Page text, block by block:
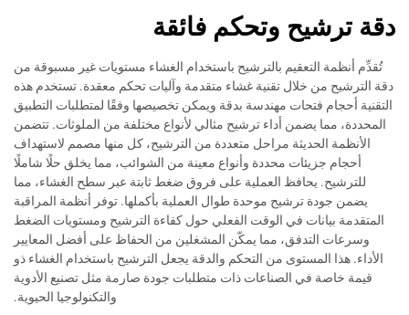
دقة ترشيح وتحكم فائقة
تُقدِّم أنظمة التعقيم بالترشيح باستخدام الغشاء مستويات غير مسبوقة من
دقة الترشيح من خلال تقنية غشاء متقدمة وآليات تحكم معقدة. تستخدم هذه
التقنية أحجام فتحات مهندسة بدقة ويمكن تخصيصها وفقًا لمتطلبات التطبيق
المحددة، مما يضمن أداء ترشيح مثالي لأنواع مختلفة من الملوثات. تتضمن
الأنظمة الحديثة مراحل متعددة من الترشيح، كل منها مصمم لاستهداف
أحجام جزيئات محددة وأنواع معينة من الشوائب، مما يخلق حلًا شاملًا
للترشيح. يحافظ العملية على فروق ضغط ثابتة عبر سطح الغشاء، مما
يضمن جودة ترشيح موحدة طوال العملية بأكملها. توفر أنظمة المراقبة
المتقدمة بيانات في الوقت الفعلي حول كفاءة الترشيح ومستويات الضغط
وسرعات التدفق، مما يمكّن المشغلين من الحفاظ على أفضل المعايير
الأداء. هذا المستوى من التحكم والدقة يجعل الترشيح باستخدام الغشاء ذو
قيمة خاصة في الصناعات ذات متطلبات جودة صارمة مثل تصنيع الأدوية
والتكنولوجيا الحيوية.